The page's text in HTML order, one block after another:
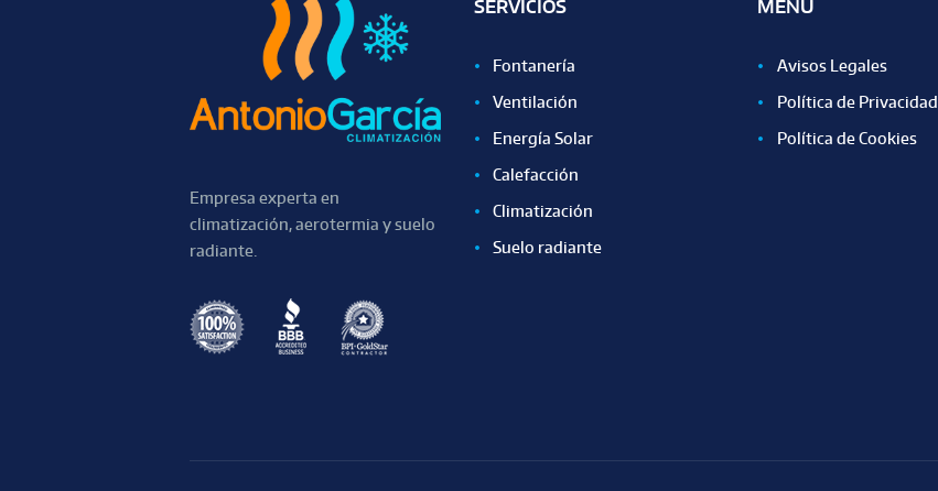
Empresa experta en
climatización, aerotermia y suelo
radiante.
SERVICIOS
Fontanería
Ventilación
Energía Solar
Calefacción
Climatización
Suelo radiante
MENÚ
Avisos Legales
Política de Privacidad
Política de Cookies